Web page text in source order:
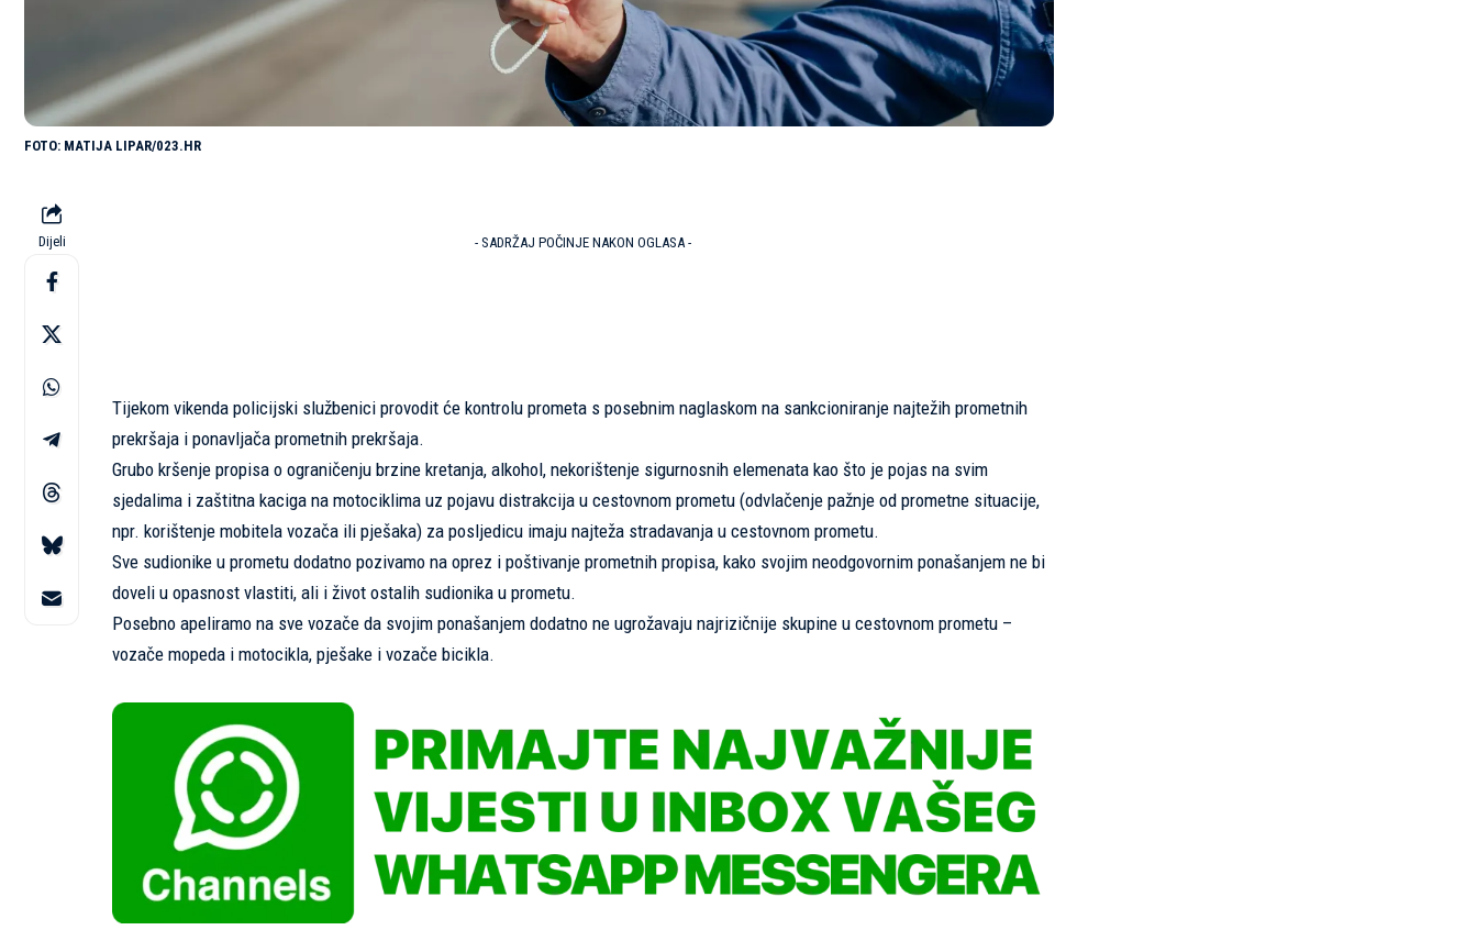
MATIJA LIPAR/023.HR
Dijeli - SADRŽAJ POČINJE NAKON OGLASA -
Tijekom vikenda policijski službenici provodit će kontrolu prometa s posebnim naglaskom na sankcioniranje najtežih prometnih
prekršaja i ponavljača prometnih prekršaja.
Grubo kršenje propisa o ograničenju brzine kretanja, alkohol, nekorištenje sigurnosnih elemenata kao što je pojas na svim
sjedalima i zaštitna kaciga na motociklima uz pojavu distrakcija u cestovnom prometu (odvlačenje pažnje od prometne situacije,
npr. korištenje mobitela vozača ili pješaka) za posljedicu imaju najteža stradavanja u cestovnom prometu.
Sve sudionike u prometu dodatno pozivamo na oprez i poštivanje prometnih propisa, kako svojim neodgovornim ponašanjem ne bi
doveli u opasnost vlastiti, ali i život ostalih sudionika u prometu.
Posebno apeliramo na sve vozače da svojim ponašanjem dodatno ne ugrožavaju najrizičnije skupine u cestovnom prometu –
vozače mopeda i motocikla, pješake i vozače bicikla.